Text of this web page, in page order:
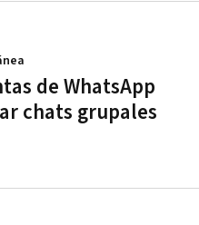
de WhatsApp
chats grupales